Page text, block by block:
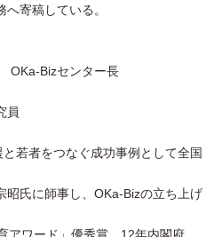
寄稿している。
Bizセンター長
員
若者をつなぐ成功事例として全国
昭氏に師事し、OKa-Bizの立ち上げ